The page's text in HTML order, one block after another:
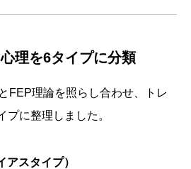
心理を6タイプに分類
FEP理論を照らし合わせ、トレ
プに整理しました。
アスタイプ）